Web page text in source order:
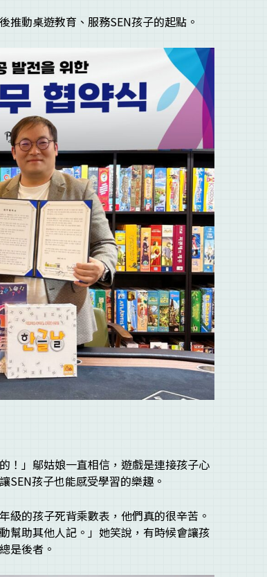
推動桌遊教育、服務SEN孩子的起點。
！」鄔姑娘一直相信，遊戲是連接孩子心
SEN孩子也能感受學習的樂趣。
級的孩子死背乘數表，他們真的很辛苦。
幫助其他人記。」她笑說，有時候會讓孩
是後者。